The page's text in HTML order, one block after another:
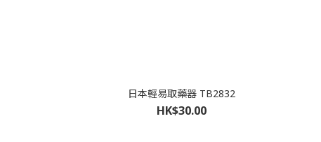
日本輕易取藥器 TB2832
HK$30.00